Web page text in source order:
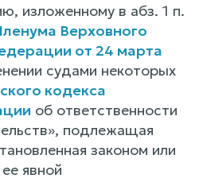
изложенному в абз. 1 п.
Верховного
от 24 марта
судами некоторых
кодекса
об ответственности
подлежащая
законом или
явной